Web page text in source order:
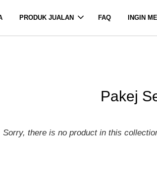
PRODUK JUALAN FAQ INGIN
Pakej
Sorry, there is no product in this